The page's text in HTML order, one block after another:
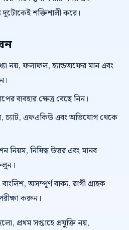
শক্তিশালী করে।
নয়, ফলাফল, হ্যান্ডঅফের মান এবং
ব্যবহার ক্ষেত্র বেছে নিন।
চ্যাট, এফএকিউ এবং অভিযোগ থেকে
নিষিদ্ধ উত্তর এবং মানব
অসম্পূর্ণ বাক্য, রাগী গ্রাহক
করুন।
প্রথম সপ্তাহে প্রযুক্তি নয়,